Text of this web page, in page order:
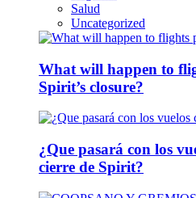
Salud
Uncategorized
What will happen to
Spirit’s closure?
¿Que pasará con los
cierre de Spirit?